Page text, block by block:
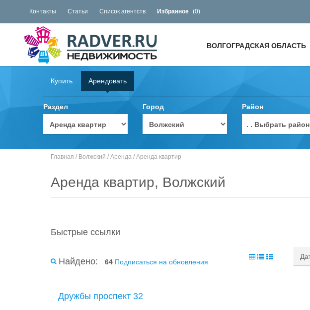
Контакты Статьи Список агентств Избранное (0)
ВОЛГОГРАДСКАЯ ОБЛАСТЬ
Купить Арендовать
Раздел Город Район
. . Выбрать район
Главная / Волжский / Аренда / Аренда квартир
Аренда квартир, Волжский
Быстрые ссылки
Найдено: 64 Подписаться на обновления
Дружбы проспект 32